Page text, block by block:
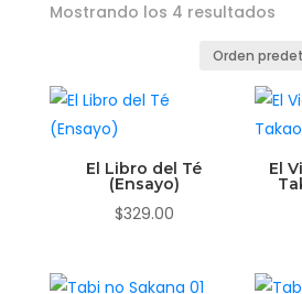
Mostrando los 4 resultados
El Libro del Té
(Ensayo)
$329.00
El